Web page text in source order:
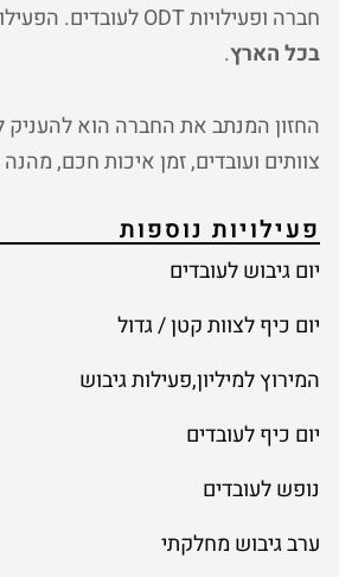
חברה ופעילויות ODT לעובדים. הפעילויות שלנו מתבצעות
בכל הארץ.
החזון המנתב את החברה הוא להעניק
צוותים ועובדים, זמן איכות חכם, מהנה
פעילויות נוספות
יום גיבוש לעובדים
יום כיף לצוות קטן / גדול
המירוץ למיליון,פעילות גיבוש
יום כיף לעובדים
נופש לעובדים
ערב גיבוש מחלקתי